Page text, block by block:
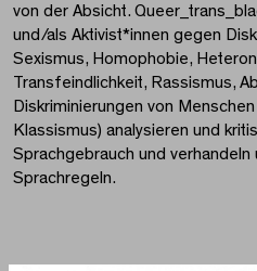
von der Absicht.
und/als Aktivist*innen gegen
Sexismus, Homophobie,
Transfeindlichkeit, Rassismus,
Diskriminierungen von
Klassismus) analysieren und
Sprachgebrauch und
Sprachregeln.